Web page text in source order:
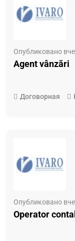
Опубликовано
Agent vânzări
Договорная
Опубликовано
Operator